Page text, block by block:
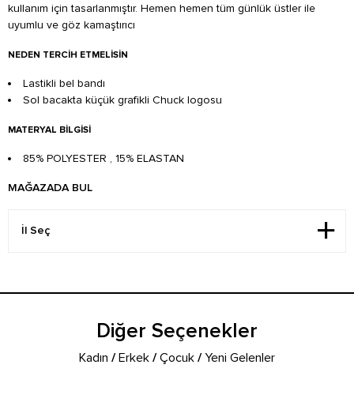
kullanım için tasarlanmıştır. Hemen hemen tüm günlük üstler ile
uyumlu ve göz kamaştırıcı
NEDEN TERCIH ETMELISIN
Lastikli bel bandı
Sol bacakta küçük grafikli Chuck logosu
MATERYAL BILGISI
85% POLYESTER , 15% ELASTAN
MAĞAZADA BUL
Diğer Seçenekler
Kadın /Erkek /Çocuk /Yeni Gelenler